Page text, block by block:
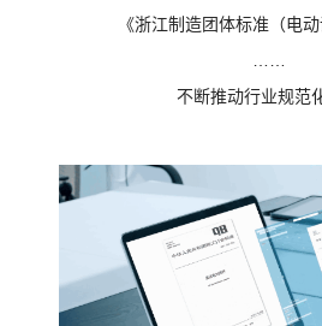
《浙江制造团体标准（电动
不断推动行业规范